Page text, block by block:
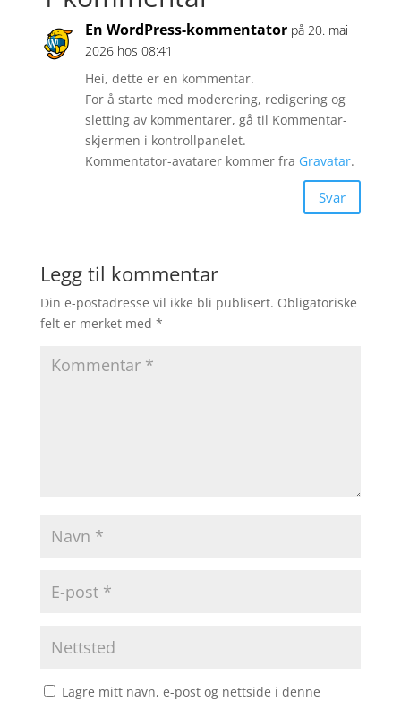
En WordPress-kommentator på 20. mai
2026 hos 08:41
Hei, dette er en kommentar.
For å starte med moderering, redigering og
sletting av kommentarer, gå til Kommentar-
skjermen i kontrollpanelet.
Kommentator-avatarer kommer fra Gravatar.
Svar
Legg til kommentar
Din e-postadresse vil ikke bli publisert. Obligatoriske
felt er merket med *
Lagre mitt navn, e-post og nettside i denne